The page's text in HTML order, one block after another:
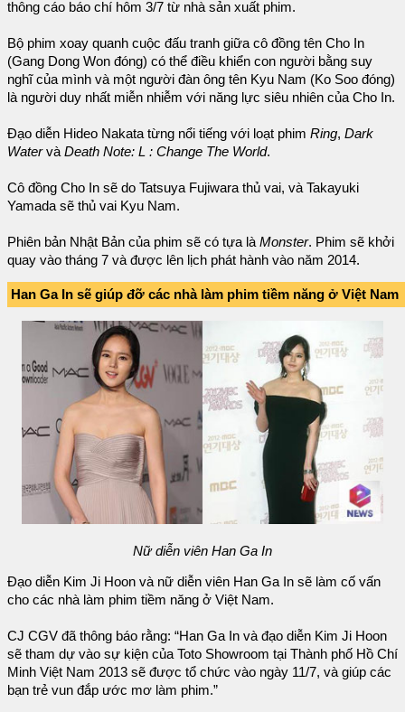
thông cáo báo chí hôm 3/7 từ nhà sản xuất phim.
Bộ phim xoay quanh cuộc đấu tranh giữa cô đồng tên Cho In
(Gang Dong Won đóng) có thể điều khiển con người bằng suy
nghĩ của mình và một người đàn ông tên Kyu Nam (Ko Soo đóng)
là người duy nhất miễn nhiễm với năng lực siêu nhiên của Cho In.
Đạo diễn Hideo Nakata từng nổi tiếng với loạt phim Ring, Dark
Watervà Death Note: L : Change The World.
Cô đồng Cho In sẽ do Tatsuya Fujiwara thủ vai, và Takayuki
Yamada sẽ thủ vai Kyu Nam.
Phiên bản Nhật Bản của phim sẽ có tựa là Monster. Phim sẽ khởi
quay vào tháng 7 và được lên lịch phát hành vào năm 2014.
Han Ga In sẽ giúp đỡ các nhà làm phim tiềm năng ở Việt Nam
Nữ diễn viên Han Ga In
Đạo diễn Kim Ji Hoon và nữ diễn viên Han Ga In sẽ làm cố vấn
cho các nhà làm phim tiềm năng ở Việt Nam.
CJ CGV đã thông báo rằng: “Han Ga In và đạo diễn Kim Ji Hoon
sẽ tham dự vào sự kiện của Toto Showroom tại Thành phố Hồ Chí
Minh Việt Nam 2013 sẽ được tổ chức vào ngày 11/7, và giúp các
bạn trẻ vun đắp ước mơ làm phim.”